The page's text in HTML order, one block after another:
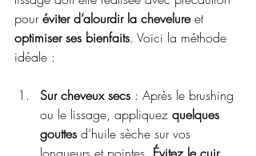
pour éviter d’alourdir la chevelure et
optimiser ses bienfaits. Voici la méthode
idéale :
Sur cheveux secs : Après le brushing
ou le lissage, appliquez quelques
gouttes d’huile sèche sur vos